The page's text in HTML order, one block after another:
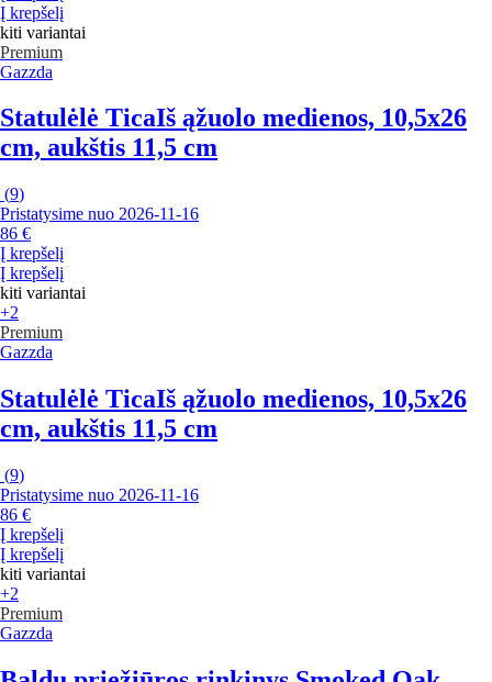
Į krepšelį
kiti variantai
Premium
Gazzda
Statulėlė TicaIš ąžuolo medienos, 10,5x26
cm, aukštis 11,5 cm
(9)
Pristatysime nuo 2026‑11‑16
86 €
Į krepšelį
Į krepšelį
kiti variantai
+2
Premium
Gazzda
Statulėlė TicaIš ąžuolo medienos, 10,5x26
cm, aukštis 11,5 cm
(9)
Pristatysime nuo 2026‑11‑16
86 €
Į krepšelį
Į krepšelį
kiti variantai
+2
Premium
Gazzda